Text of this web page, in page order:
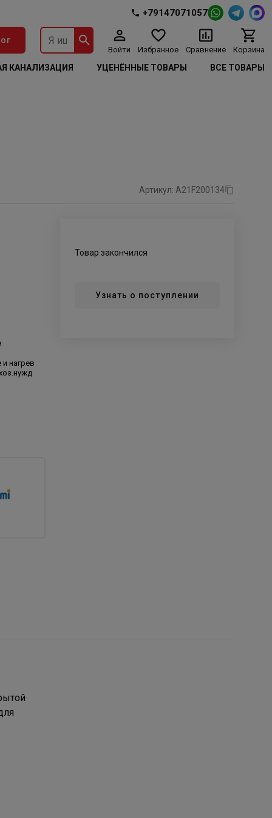
+79147071057
Войти Избранное Сравнение Корзина
КАНАЛИЗАЦИЯ УЦЕНЁННЫЕ ТОВАРЫ ВСЕ ТОВАРЫ
Артикул: A21F200134
нагрев
Товар закончился
Узнать о поступлении